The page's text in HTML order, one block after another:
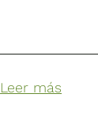
Leer más